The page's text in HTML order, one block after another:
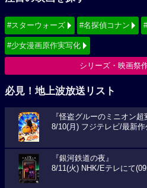
#スターウォーズ #名探偵コナン
#少女漫画原作実写化
シリーズ・映画祭
必見！地上波放送リスト
『怪盗グルーのミニオン超
8/10(月) フジテレビ/最新
『銀河鉄道の夜』
8/11(火) NHK/Eテレにて